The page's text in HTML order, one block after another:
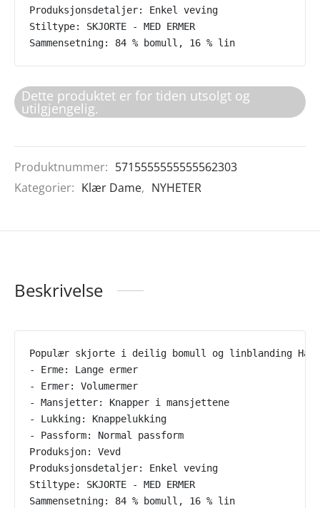
Produksjonsdetaljer: Enkel veving
Stiltype: SKJORTE - MED ERMER
Sammensetning: 84 % bomull, 16 % lin
Dette produktet er for tiden utsolgt og
utilgjengelig.
Produktnummer: 5715555555555562303
Kategorier: Klær Dame, NYHETER
Beskrivelse
Populær skjorte i deilig bomull og linblanding
- Erme: Lange ermer
- Ermer: Volumermer
- Mansjetter: Knapper i mansjettene
- Lukking: Knappelukking
- Passform: Normal passform
Produksjon: Vevd
Produksjonsdetaljer: Enkel veving
Stiltype: SKJORTE - MED ERMER
Sammensetning: 84 % bomull, 16 % lin